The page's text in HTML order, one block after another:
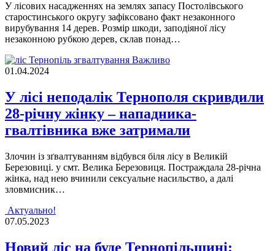
У лісових насадженнях на землях запасу Постолівського
старостинського округу зафіксовано факт незаконного
вирубування 1️4 дерев. Розмір шкоди, заподіяної лісу
незаконною рубкою дерев, склав понад…
Важливо
01.04.2024
У лісі неподалік Тернополя скривдили
28-річну жінку – нападника-
гвалтівника вже затримали
Злочин із зґвалтуванням відбувся біля лісу в Великій
Березовиці. у смт. Велика Березовиця. Постраждала 28-річна
жінка, над нею вчинили сексуальне насильство, а далі
зловмисник…
Актуально!
07.05.2023
Новий ліс на буде Тернопільщині: